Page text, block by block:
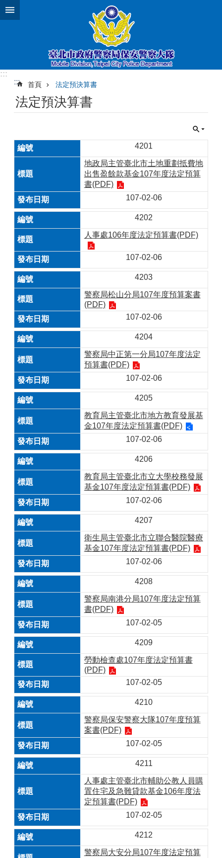
跳到主要內容區塊
:::
:::
首頁 法定預決算書
法定預決算書
4201
地政局主管臺北市土地重劃抵費地
出售盈餘款基金107年度法定預算
書(PDF)
107-02-06
4202
人事處106年度法定預算書(PDF)
107-02-06
4203
警察局松山分局107年度預算案書
(PDF)
107-02-06
4204
警察局中正第一分局107年度法定
預算書(PDF)
107-02-06
4205
教育局主管臺北市地方教育發展基
金107年度法定預算書(PDF)
107-02-06
4206
教育局主管臺北市立大學校務發展
基金107年度法定預算書(PDF)
107-02-06
4207
衛生局主管臺北市立聯合醫院醫療
基金107年度法定預算書(PDF)
107-02-06
4208
警察局南港分局107年度法定預算
書(PDF)
107-02-05
4209
勞動檢查處107年度法定預算書
(PDF)
107-02-05
4210
警察局保安警察大隊107年度預算
案書(PDF)
107-02-05
4211
人事處主管臺北市輔助公教人員購
置住宅及急難貸款基金106年度法
定預算書(PDF)
107-02-05
4212
警察局大安分局107年度法定預算